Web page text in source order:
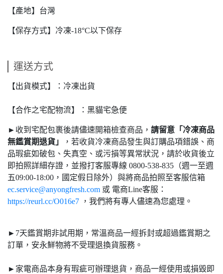
【產地】台灣
【保存方式】冷凍-18°C以下保存
運送方式
【出貨模式】：冷凍出貨
【合作之宅配物流】：黑貓宅急便
►收到宅配包裹後請儘速開箱檢查商品， 請留意「冷凍商品
無鑑賞期退貨」
，若收貨冷凍商品發生與訂購品項錯誤、商
品瑕疵如破包、失真空、或污損等異常狀況，請於收貨後立
即拍照詳細存證，並撥打客服專線 0800-538-835（週一至週
五09:00-18:00，國定假日除外）與將商品拍照至客服信箱
ec.service@anyongfresh.com 或 電商Line客服：
https://reurl.cc/O016e7 ，我們將有專人儘速為您處理。
►7天鑑賞期非試用期，常溫商品一經拆封或超過鑑賞期之
訂單，安永鮮物將不受理退換貨服務。
►家電商品本身有瑕疵可辦理退貨，商品一經使用或損毀即